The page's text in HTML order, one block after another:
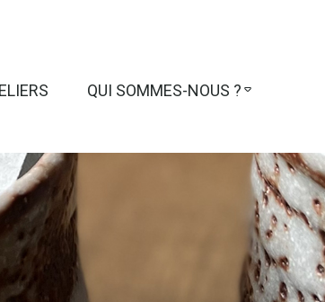
QUI SOMMES-NOUS ?